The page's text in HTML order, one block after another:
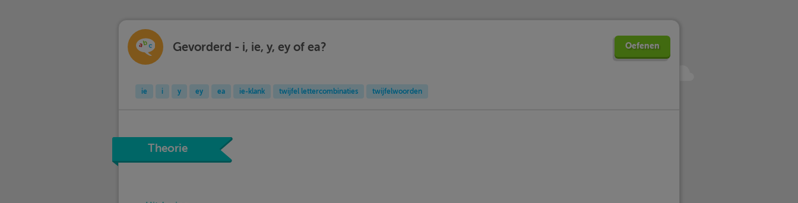
Gevorderd - i, ie, y, ey of ea? Oefenen
ie i y ey ea ie-klank twijfel lettercombinaties twijfelwoorden
Theorie